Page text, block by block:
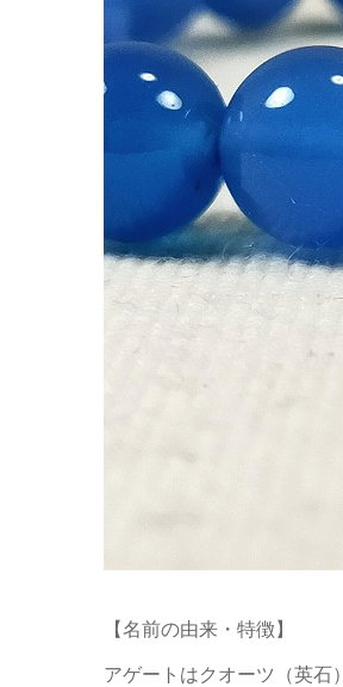
【名前の由来・特徴】
アゲートはクオーツ（英石